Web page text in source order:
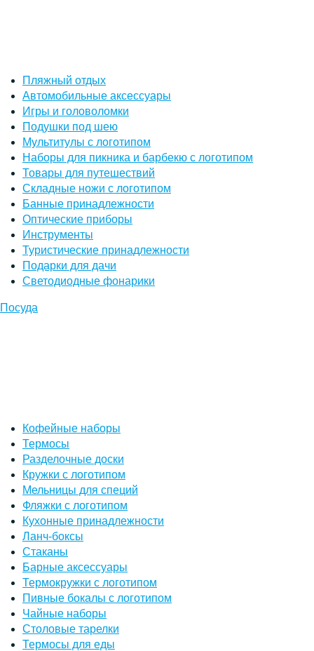
Пляжный отдых
Автомобильные аксессуары
Игры и головоломки
Подушки под шею
Мультитулы с логотипом
Наборы для пикника и барбекю с логотипом
Товары для путешествий
Складные ножи с логотипом
Банные принадлежности
Оптические приборы
Инструменты
Туристические принадлежности
Подарки для дачи
Светодиодные фонарики
Посуда
Кофейные наборы
Термосы
Разделочные доски
Кружки с логотипом
Мельницы для специй
Фляжки с логотипом
Кухонные принадлежности
Ланч-боксы
Стаканы
Барные аксессуары
Термокружки с логотипом
Пивные бокалы с логотипом
Чайные наборы
Столовые тарелки
Термосы для еды